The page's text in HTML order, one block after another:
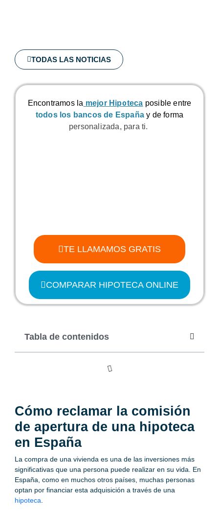
Cómo reclamar la comisión
de apertura de una hipoteca
en España
La compra de una vivienda es una de las inversiones más
significativas que una persona puede realizar en su vida. En
España, como en muchos otros países, muchas personas
optan por financiar esta adquisición a través de una
hipoteca
TODAS LAS NOTICIAS
Encontramos la mejor Hipoteca posible entre
todos los bancos de España y de forma
personalizada, para ti.
TE LLAMAMOS GRATIS
COMPARAR HIPOTECA ONLINE
Tabla de contenidos